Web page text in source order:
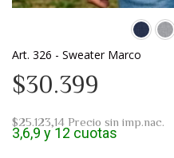
Art. 326 - Sweater Marco
$30.399
$25.123,14 Precio sin imp.nac.
3,6,9 y 12 cuotas